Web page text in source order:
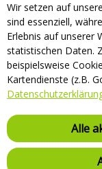
Support
Über uns
Impressum
Häufig
AGB und
Verträge hier
Vertrag hier
Wir setzen auf
sind essenziell,
Erlebnis auf unserer
statistischen Daten.
beispielsweise
Kartendienste (z.B.
Alle